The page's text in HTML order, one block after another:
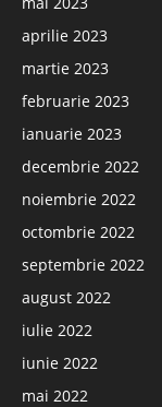
aprilie 2023
martie 2023
februarie 2023
ianuarie 2023
decembrie 2022
noiembrie 2022
octombrie 2022
septembrie 2022
august 2022
iulie 2022
iunie 2022
mai 2022